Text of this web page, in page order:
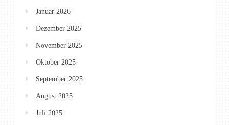
Januar 2026
Dezember 2025
November 2025
Oktober 2025
September 2025
August 2025
Juli 2025